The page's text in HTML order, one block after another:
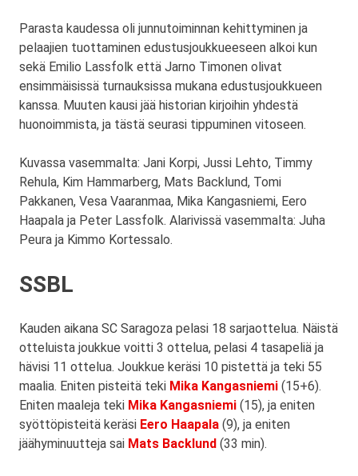
Parasta kaudessa oli junnutoiminnan kehittyminen ja
pelaajien tuottaminen edustusjoukkueeseen alkoi kun
sekä Emilio Lassfolk että Jarno Timonen olivat
ensimmäisissä turnauksissa mukana edustusjoukkueen
kanssa. Muuten kausi jää historian kirjoihin yhdestä
huonoimmista, ja tästä seurasi tippuminen vitoseen.
Kuvassa vasemmalta: Jani Korpi, Jussi Lehto, Timmy
Rehula, Kim Hammarberg, Mats Backlund, Tomi
Pakkanen, Vesa Vaaranmaa, Mika Kangasniemi, Eero
Haapala ja Peter Lassfolk. Alarivissä vasemmalta: Juha
Peura ja Kimmo Kortessalo.
SSBL
Kauden aikana SC Saragoza pelasi 18 sarjaottelua. Näistä
otteluista joukkue voitti 3 ottelua, pelasi 4 tasapeliä ja
hävisi 11 ottelua. Joukkue keräsi 10 pistettä ja teki 55
maalia. Eniten pisteitä teki Mika Kangasniemi (15+6).
Eniten maaleja teki Mika Kangasniemi (15), ja eniten
syöttöpisteitä keräsi Eero Haapala (9), ja eniten
jäähyminuutteja sai Mats Backlund (33 min).